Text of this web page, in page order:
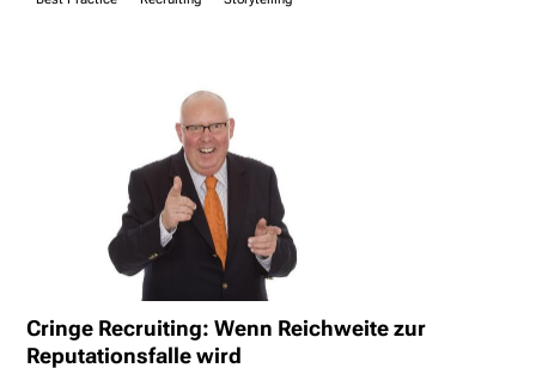
Cringe Recruiting: Wenn Reichweite zur
Reputationsfalle wird